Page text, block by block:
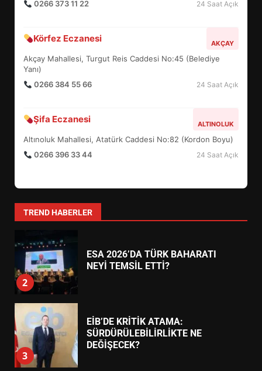
0266 373 11 22
24 Saat Açık
Körfez Eczanesi AKÇAY
Akçay Mahallesi, Turgut Reis Caddesi No:45 (Belediye
Yanı)
0266 384 55 66
24 Saat Açık
Şifa Eczanesi ALTINOLUK
Altınoluk Mahallesi, Atatürk Caddesi No:82 (Kordon Boyu)
0266 396 33 44
24 Saat Açık
TREND HABERLER
6
TURNUVASI KAYITLARI NEYİ
7
YENİ YÖNETİM NASIL
ŞEKİLLENDİ?
1
HAREKETE GEÇİYOR: GÖZLER
2
ESA 2026’DA TÜRK BAHARATI
NEYİ TEMSİL ETTİ?
3
EİB’DE KRİTİK ATAMA:
SÜRDÜRÜLEBİLİRLİKTE NE
DEĞİŞECEK?